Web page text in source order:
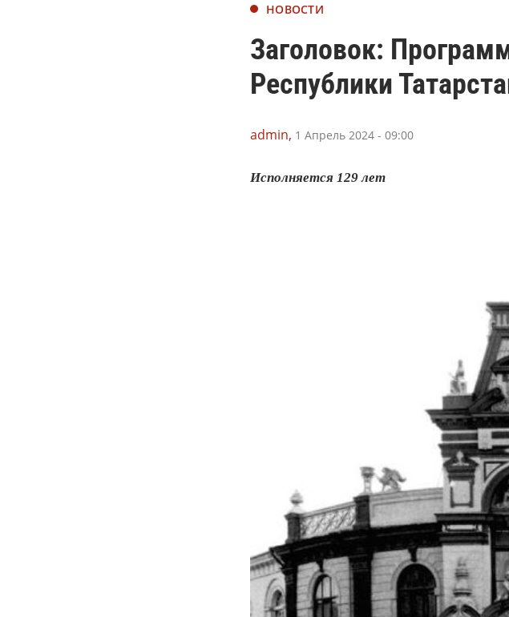
НОВОСТИ
Заголовок:
Республики
admin, 1 Апрель 2024 - 09:00
Исполняется 129 лет